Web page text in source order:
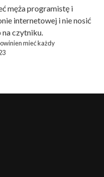
męża programistę i
internetowej i nie nosić
na czytniku.
mieć każdy